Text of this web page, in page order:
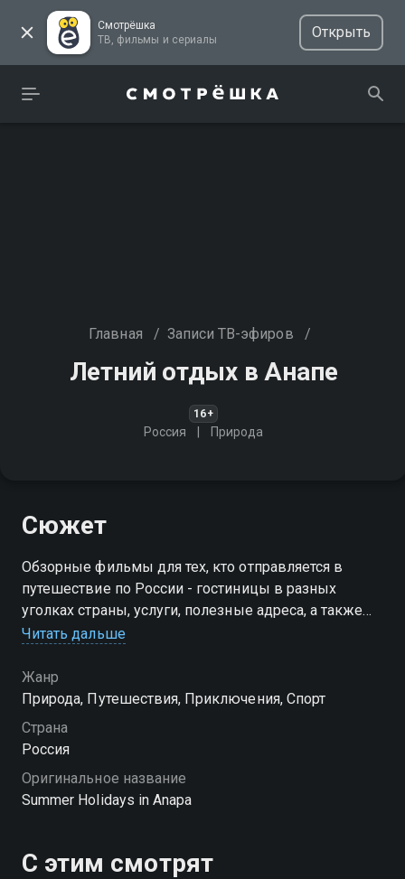
Смотрёшка
ТВ, фильмы и сериалы
Открыть
Главная / Записи ТВ-эфиров /
Летний отдых в Анапе
16+
Россия Природа
Сюжет
Обзорные фильмы для тех, кто отправляется в
путешествие по России - гостиницы в разных
уголках страны, услуги, полезные адреса, а также
лучшие центры отдыха
Читать дальше
Жанр
Природа, Путешествия, Приключения, Спорт
Страна
Россия
Оригинальное название
Summer Holidays in Anapa
С этим смотрят